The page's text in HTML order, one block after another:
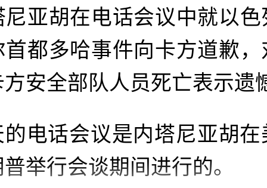
亚胡在电话会议中就以
都多哈事件向卡方道歉
安全部队人员死亡表示遗
的电话会议是内塔尼亚胡
举行会谈期间进行的。